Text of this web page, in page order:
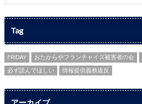
Tag
FRIDAY おたからやフランチャイズ被害者の会
必ず読んでほしい
情報提供義務違反
アーカイブ